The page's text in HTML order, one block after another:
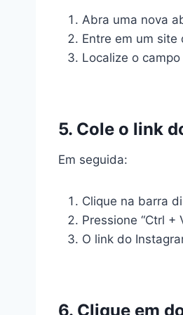
Abra uma nova
Entre em um
Localize o
5. Cole o link
Em seguida:
Clique na barra
Pressione “Ctrl +
O link do
6. Clique em